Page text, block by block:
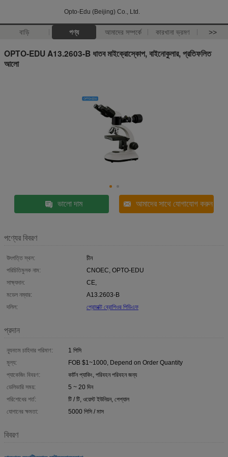
Opto-Edu (Beijing) Co., Ltd.
বাড়ি পণ্য আমাদের সম্পর্কে কারখানা ভ্রমণ >>
OPTO-EDU A13.2603-B ধাতব মাইক্রোস্কোপ, বাইনোকুলার, প্রতিফলিত
আলো
ভালো দাম আমাদের সাথে যোগাযোগ করুন
পণ্যের বিবরণ
উৎপত্তি স্থল:
চীন
পরিচিতিমুলক নাম:
CNOEC, OPTO-EDU
সাক্ষ্যদান:
CE,
মডেল নম্বার:
A13.2603-B
দলিল:
প্রোডাক্ট ব্রোশিওর পিডিএফ
প্রদান
ন্যূনতম চাহিদার পরিমাণ:
1 পিসি
মূল্য:
FOB $1~1000, Depend on Order Quantity
প্যাকেজিং বিবরণ:
কার্টন প্যাকিং, পরিবহন পরিবহন জন্য
ডেলিভারি সময়:
5 ~ 20 দিন
পরিশোধের শর্ত:
টি / টি, ওয়েস্ট ইউনিয়ন, পেপ্যাল
যোগানের ক্ষমতা:
5000 পিসি / মাস
বিবরণ